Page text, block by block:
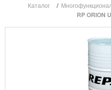
Каталог /
RP ORION